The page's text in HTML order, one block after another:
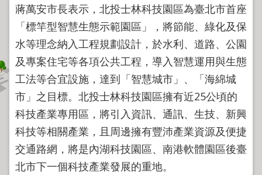
檔
案
用
政
府
資
訊
公
開
公
蔣萬安市長表示，北投士林科技園區為臺北市首座
「標竿型智慧生態示範園區」，將節能、綠化及保
水等理念納入工程規劃設計，於水利、道路、公園
及專案住宅等各項公共工程，導入智慧運用與生態
工法等合宜設施，達到「智慧城市」、「海綿城
市」之目標。北投士林科技園區擁有近25公頃的
科技產業專用區，將引入資訊、通訊、生技、新興
科技等相關產業，且周邊擁有豐沛產業資源及便捷
交通路網，將是內湖科技園區、南港軟體園區後臺
北市下一個科技產業發展的重地。